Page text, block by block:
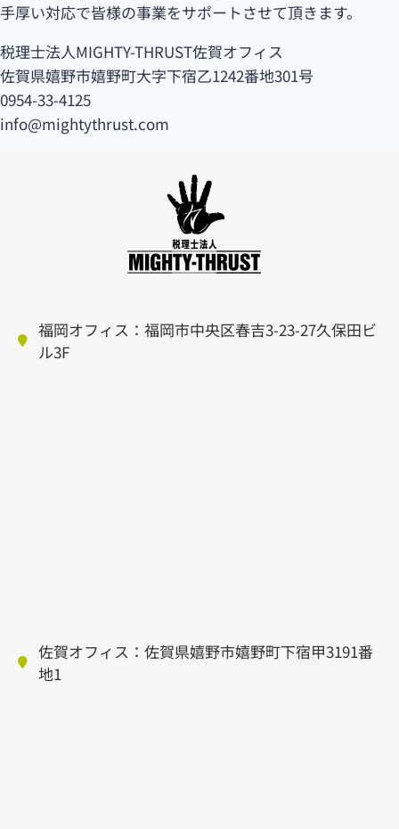
手厚い対応で皆様の事業をサポートさせて頂きます。
税理士法人MIGHTY-THRUST佐賀オフィス
佐賀県嬉野市嬉野町大字下宿乙1242番地301号
0954-33-4125
info@mightythrust.com
福岡オフィス：福岡市中央区春吉3-23-27久保田ビ
ル3F
佐賀オフィス：佐賀県嬉野市嬉野町下宿甲3191番
地1